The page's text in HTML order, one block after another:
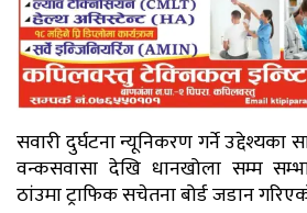
सवारी दुर्घटना न्यूनिकरण गर्ने
वन्कसवासा देखि धानखोला सम्म
ठांउमा ट्राफिक सचेतना बोर्ड जडान